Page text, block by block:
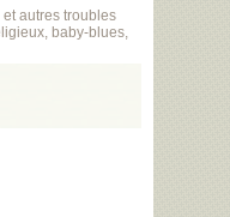
autres troubles
baby-blues,